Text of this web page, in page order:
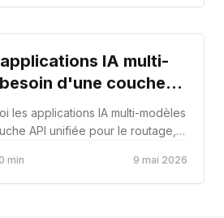
IA multi-
d'une couche
les applications IA multi-modèles
API unifiée pour le routage,
opérations en production.
min 9 mai 2026